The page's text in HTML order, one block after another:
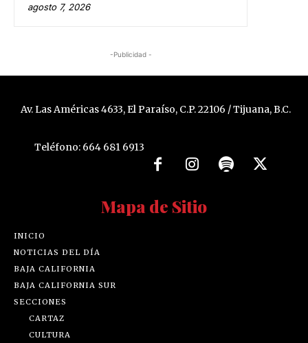
agosto 7, 2026
-Publicidad -
Av. Las Américas 4633, El Paraíso, C.P. 22106 / Tijuana, B.C.
Teléfono: 664 681 6913
Mapa de Sitio
INICIO
NOTICIAS DEL DÍA
BAJA CALIFORNIA
BAJA CALIFORNIA SUR
SECCIONES
CARTAZ
CULTURA